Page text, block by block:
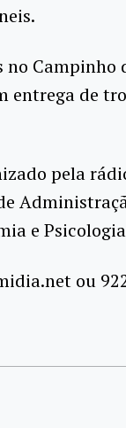
Campinho
entrega de
pela
e
ou